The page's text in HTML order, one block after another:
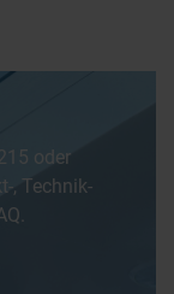
oder
, Technik-